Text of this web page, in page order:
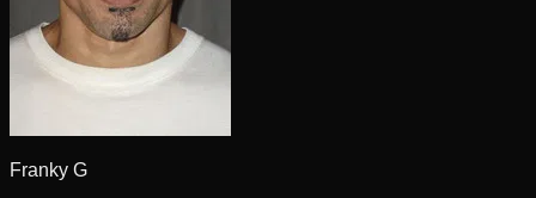
Franky G